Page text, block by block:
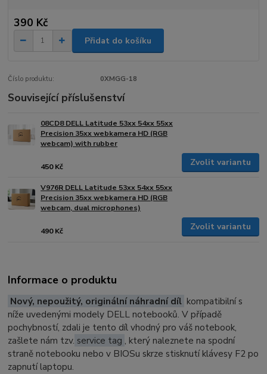
390 Kč
Přidat do košíku
Číslo produktu: 0XMGG-18
Související příslušenství
08CD8 DELL Latitude 53xx 54xx 55xx
Precision 35xx webkamera HD (RGB
webcam) with rubber
450 Kč Zvolit variantu
V976R DELL Latitude 53xx 54xx 55xx
Precision 35xx webkamera HD (RGB
webcam, dual microphones)
490 Kč Zvolit variantu
Informace o produktu
Nový, nepoužitý, originální náhradní díl kompatibilní s
níže uvedenými modely DELL notebooků. V případě
pochybností, zdali je tento díl vhodný pro váš notebook,
zašlete nám tzv. service tag , který naleznete na spodní
straně notebooku nebo v BIOSu skrze stisknutí klávesy F2 po
zapnutí laptopu.